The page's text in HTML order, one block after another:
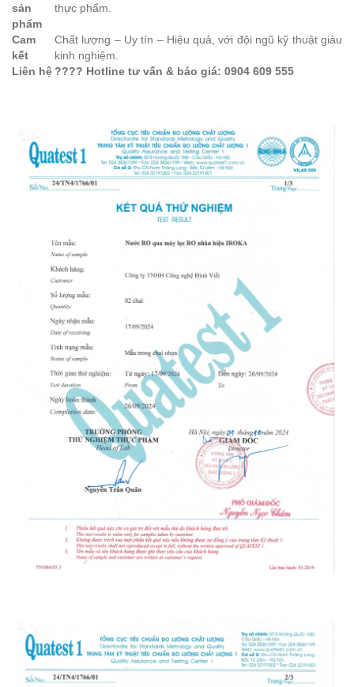
sản
phẩm
thực phẩm.
Cam
kết
Chất lượng – Uy tín – Hiệu quả, với đội ngũ kỹ thuật giàu
kinh nghiệm.
Liên hệ???? Hotline tư vấn & báo giá: 0904 609 555